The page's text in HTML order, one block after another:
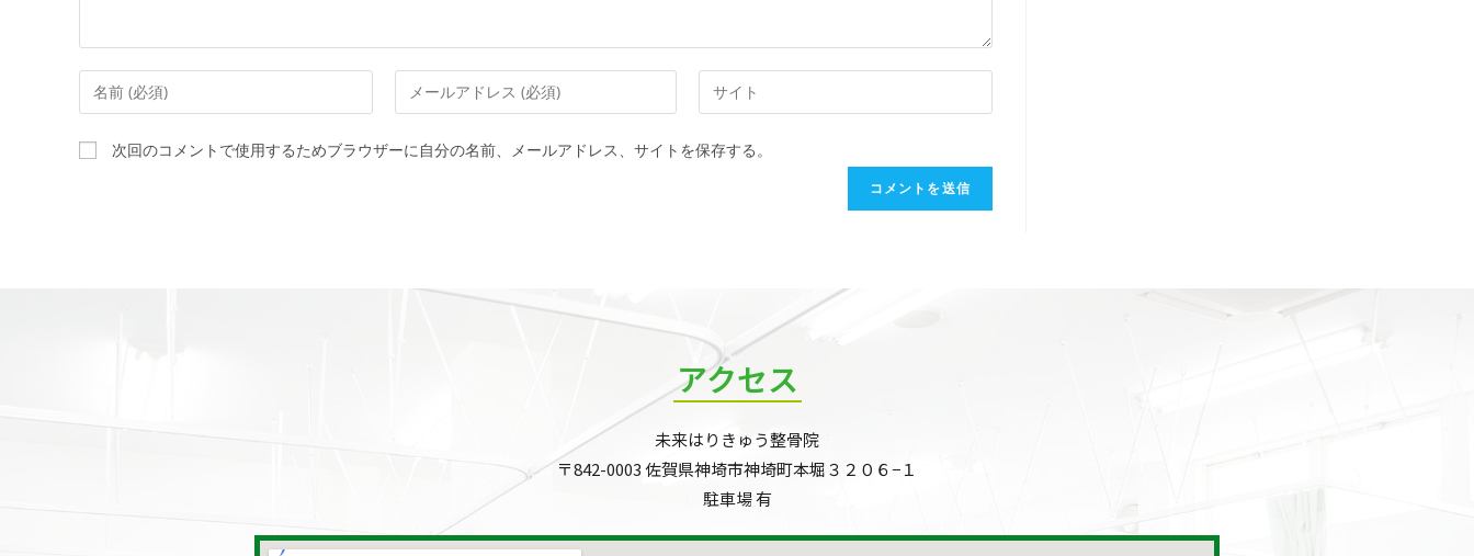
次回のコメントで使用するためブラウザーに自分の名前、メールアドレス、サイトを保存する。
アクセス
未来はりきゅう整骨院
〒842-0003 佐賀県神埼市神埼町本堀３２０６−１
駐車場 有